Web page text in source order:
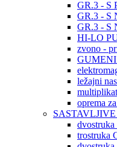
GR.3 - S
GR.3 - S
GR.3 - S
HI-LO
zvono -
ležajni
oprema
trostruka